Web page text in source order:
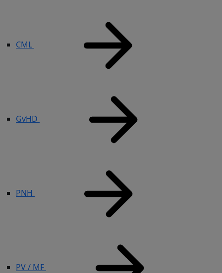
CML
GvHD
PNH
PV / MF